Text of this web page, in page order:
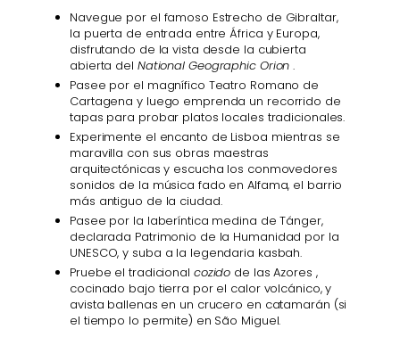
Navegue por el famoso Estrecho de Gibraltar,
la puerta de entrada entre África y Europa,
disfrutando de la vista desde la cubierta
abierta del National Geographic Orion .
Pasee por el magnífico Teatro Romano de
Cartagena y luego emprenda un recorrido de
tapas para probar platos locales tradicionales.
Experimente el encanto de Lisboa mientras se
maravilla con sus obras maestras
arquitectónicas y escucha los conmovedores
sonidos de la música fado en Alfama, el barrio
más antiguo de la ciudad.
Pasee por la laberíntica medina de Tánger,
declarada Patrimonio de la Humanidad por la
UNESCO, y suba a la legendaria kasbah.
Pruebe el tradicional cozido de las Azores ,
cocinado bajo tierra por el calor volcánico, y
avista ballenas en un crucero en catamarán (si
el tiempo lo permite) en São Miguel.